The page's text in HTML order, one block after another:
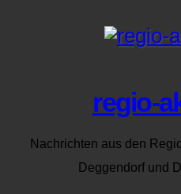
regio-
Nachrichten aus den
Deggendorf und